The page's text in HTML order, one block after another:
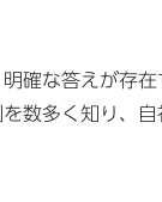
確な答えが存
数多く知り、